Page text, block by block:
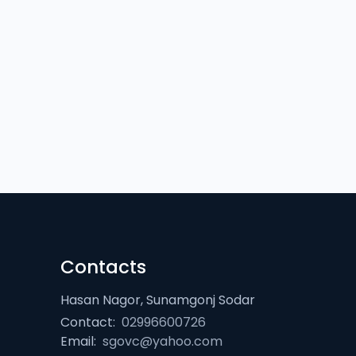
Contacts
Hasan Nagor, Sunamgonj Sodar
Contact: 02996600726
Email: sgovc@yahoo.com